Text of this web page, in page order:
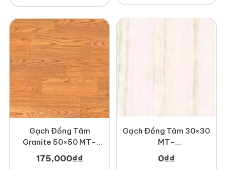
Gạch Đồng Tâm
Granite 50×50 MT-
GDT5050Gosan004
175,000₫₫
Gạch Đồng Tâm 30×30
MT-
0₫₫